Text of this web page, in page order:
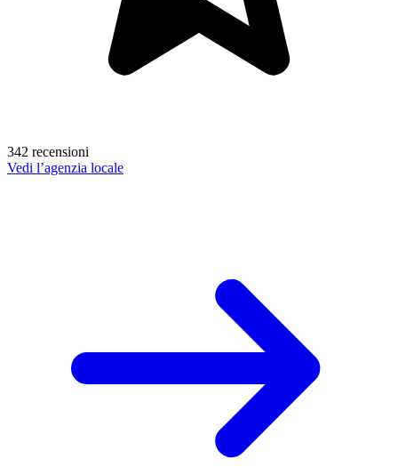
342 recensioni
Vedi l’agenzia locale